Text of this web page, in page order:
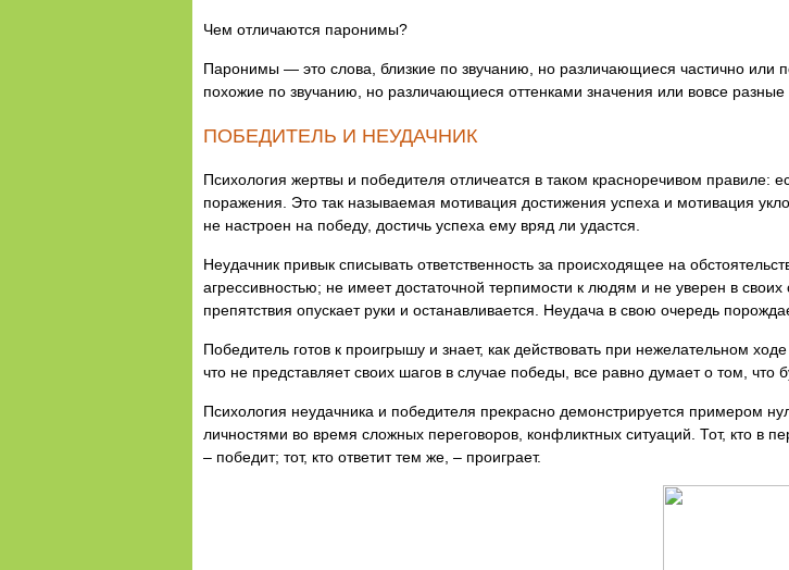
Чем отличаются паронимы?
Паронимы — это слова, близкие по звучанию, но различающиеся частично или
похожие по звучанию, но различающиеся оттенками значения или вовсе разные
ПОБЕДИТЕЛЬ И НЕУДАЧНИК
Психология жертвы и победителя отличеатся в таком красноречивом правиле:
поражения. Это так называемая мотивация достижения успеха и мотивация
не настроен на победу, достичь успеха ему вряд ли удастся.
Неудачник привык списывать ответственность за происходящее на
агрессивностью; не имеет достаточной терпимости к людям и не уверен в
препятствия опускает руки и останавливается. Неудача в свою очередь
Победитель готов к проигрышу и знает, как действовать при нежелательном
что не представляет своих шагов в случае победы, все равно думает о том, что
Психология неудачника и победителя прекрасно демонстрируется примером
личностями во время сложных переговоров, конфликтных ситуаций. Тот, кто в
– победит; тот, кто ответит тем же, – проиграет.